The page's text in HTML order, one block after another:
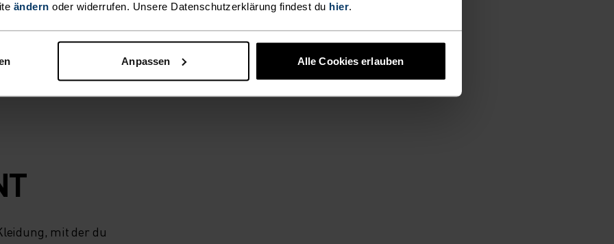
ändern oder widerrufen. Unsere Datenschutzerklärung findest du hier.
Anpassen Alle Cookies erlauben
auf diesen
kalt wird. Damit
bist.
mit der du